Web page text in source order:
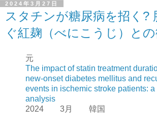
2024年3月27日
スタチンが糖尿病を招く?
ぐ紅麹（べにこうじ）と
元
The impact of statin treatment
new-onset diabetes mellitus and
events in ischemic stroke patients:
analysis
2024 3月 韓国